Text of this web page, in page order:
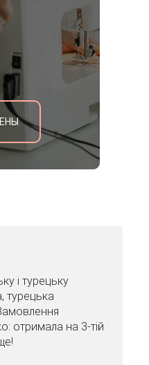
і турецьку
турецька
отримала на 3-тій